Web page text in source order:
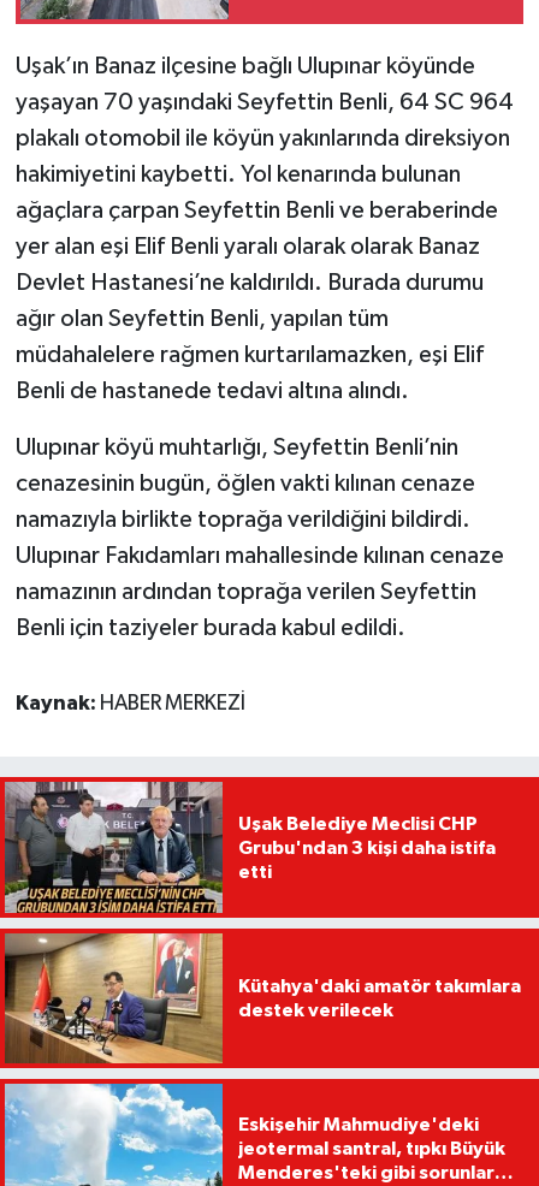
Uşak’ın Banaz ilçesine bağlı Ulupınar köyünde
yaşayan 70 yaşındaki Seyfettin Benli, 64 SC 964
plakalı otomobil ile köyün yakınlarında direksiyon
hakimiyetini kaybetti. Yol kenarında bulunan
ağaçlara çarpan Seyfettin Benli ve beraberinde
yer alan eşi Elif Benli yaralı olarak olarak Banaz
Devlet Hastanesi’ne kaldırıldı. Burada durumu
ağır olan Seyfettin Benli, yapılan tüm
müdahalelere rağmen kurtarılamazken, eşi Elif
Benli de hastanede tedavi altına alındı.
Ulupınar köyü muhtarlığı, Seyfettin Benli’nin
cenazesinin bugün, öğlen vakti kılınan cenaze
namazıyla birlikte toprağa verildiğini bildirdi.
Ulupınar Fakıdamları mahallesinde kılınan cenaze
namazının ardından toprağa verilen Seyfettin
Benli için taziyeler burada kabul edildi.
Kaynak: HABER MERKEZİ
Uşak Belediye Meclisi CHP
Grubu'ndan 3 kişi daha istifa
etti
Kütahya'daki amatör takımlara
destek verilecek
Eskişehir Mahmudiye'deki
jeotermal santral, tıpkı Büyük
Menderes'teki gibi sorunlara